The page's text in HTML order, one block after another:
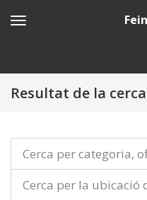
Resultat de la cerca